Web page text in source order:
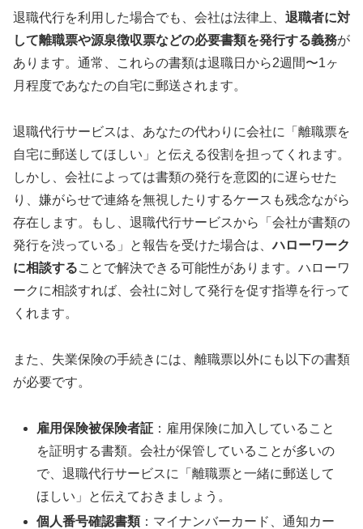
退職代行を利用した場合でも、会社は法律上、 退職者に対
して離職票や源泉徴収票などの必要書類を発行する義務が
あります。通常、これらの書類は退職日から2週間〜1ヶ
月程度であなたの自宅に郵送されます。
退職代行サービスは、あなたの代わりに会社に「離職票を
自宅に郵送してほしい」と伝える役割を担ってくれます。
しかし、会社によっては書類の発行を意図的に遅らせた
り、嫌がらせで連絡を無視したりするケースも残念ながら
存在します。もし、退職代行サービスから「会社が書類の
発行を渋っている」と報告を受けた場合は、ハローワーク
に相談することで解決できる可能性があります。ハローワ
ークに相談すれば、会社に対して発行を促す指導を行って
くれます。
また、失業保険の手続きには、離職票以外にも以下の書類
が必要です。
雇用保険被保険者証 ：雇用保険に加入していること
を証明する書類。会社が保管していることが多いの
で、退職代行サービスに「離職票と一緒に郵送して
ほしい」と伝えておきましょう。
個人番号確認書類：マイナンバーカード、通知カー